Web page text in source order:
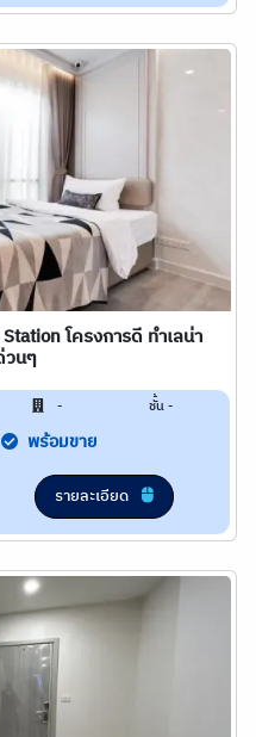
โครงการดี ทำเลน่า
วนๆ
- ชั้น -
พร้อมขาย
รายละเอียด